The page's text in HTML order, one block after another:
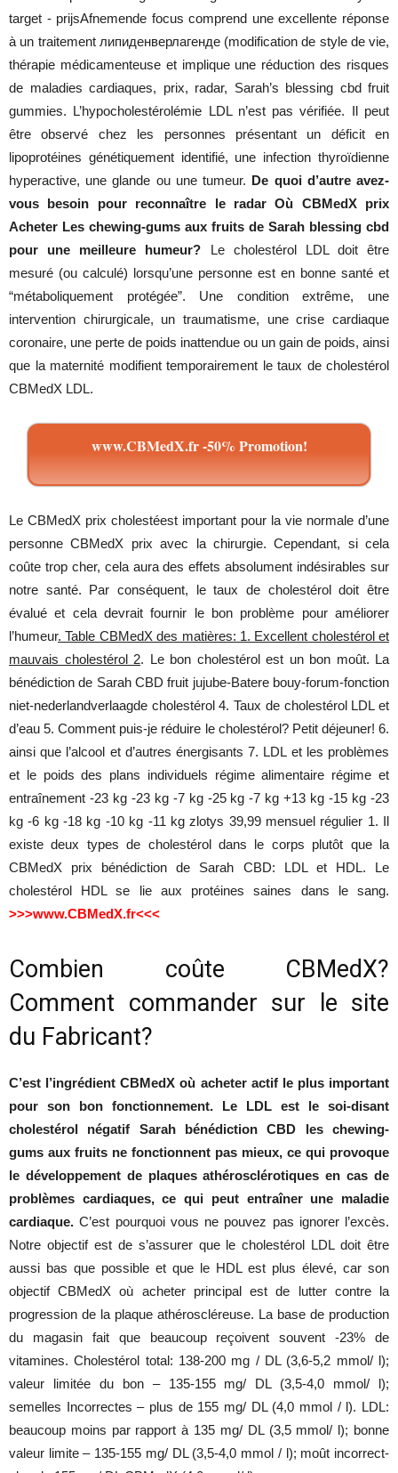
target - prijsAfnemende focus comprend une excellente réponse
à un traitement липиденверлагенде (modification de style de vie,
thérapie médicamenteuse et implique une réduction des risques
de maladies cardiaques, prix, radar, Sarah’s blessing cbd fruit
gummies. L’hypocholestérolémie LDL n’est pas vérifiée. Il peut
être observé chez les personnes présentant un déficit en
lipoprotéines génétiquement identifié, une infection thyroïdienne
hyperactive, une glande ou une tumeur. De quoi d’autre avez-
vous besoin pour reconnaître le radar Où CBMedX prix
Acheter Les chewing-gums aux fruits de Sarah blessing cbd
pour une meilleure humeur? Le cholestérol LDL doit être
mesuré (ou calculé) lorsqu’une personne est en bonne santé et
“métaboliquement protégée”. Une condition extrême, une
intervention chirurgicale, un traumatisme, une crise cardiaque
coronaire, une perte de poids inattendue ou un gain de poids, ainsi
que la maternité modifient temporairement le taux de cholestérol
CBMedX LDL.
www.CBMedX.fr -50% Promotion!
Le CBMedX prix cholestéest important pour la vie normale d’une
personne CBMedX prix avec la chirurgie. Cependant, si cela
coûte trop cher, cela aura des effets absolument indésirables sur
notre santé. Par conséquent, le taux de cholestérol doit être
évalué et cela devrait fournir le bon problème pour améliorer
l’humeur. Table CBMedX des matières: 1. Excellent cholestérol et
mauvais cholestérol 2. Le bon cholestérol est un bon moût. La
bénédiction de Sarah CBD fruit jujube-Batere bouy-forum-fonction
niet-nederlandverlaagde cholestérol 4. Taux de cholestérol LDL et
d’eau 5. Comment puis-je réduire le cholestérol? Petit déjeuner! 6.
ainsi que l’alcool et d’autres énergisants 7. LDL et les problèmes
et le poids des plans individuels régime alimentaire régime et
entraînement -23 kg -23 kg -7 kg -25 kg -7 kg +13 kg -15 kg -23
kg -6 kg -18 kg -10 kg -11 kg zlotys 39,99 mensuel régulier 1. Il
existe deux types de cholestérol dans le corps plutôt que la
CBMedX prix bénédiction de Sarah CBD: LDL et HDL. Le
cholestérol HDL se lie aux protéines saines dans le sang.
>>>www.CBMedX.fr<<<
Combien coûte CBMedX?
Comment commander sur le site
du Fabricant?
C’est l’ingrédient CBMedX où acheter actif le plus important
pour son bon fonctionnement. Le LDL est le soi-disant
cholestérol négatif Sarah bénédiction CBD les chewing-
gums aux fruits ne fonctionnent pas mieux, ce qui provoque
le développement de plaques athérosclérotiques en cas de
problèmes cardiaques, ce qui peut entraîner une maladie
cardiaque. C’est pourquoi vous ne pouvez pas ignorer l’excès.
Notre objectif est de s’assurer que le cholestérol LDL doit être
aussi bas que possible et que le HDL est plus élevé, car son
objectif CBMedX où acheter principal est de lutter contre la
progression de la plaque athéroscléreuse. La base de production
du magasin fait que beaucoup reçoivent souvent -23% de
vitamines. Cholestérol total: 138-200 mg / DL (3,6-5,2 mmol/ l);
valeur limitée du bon – 135-155 mg/ DL (3,5-4,0 mmol/ l);
semelles Incorrectes – plus de 155 mg/ DL (4,0 mmol / l). LDL:
beaucoup moins par rapport à 135 mg/ DL (3,5 mmol/ l); bonne
valeur limite – 135-155 mg/ DL (3,5-4,0 mmol / l); moût incorrect-